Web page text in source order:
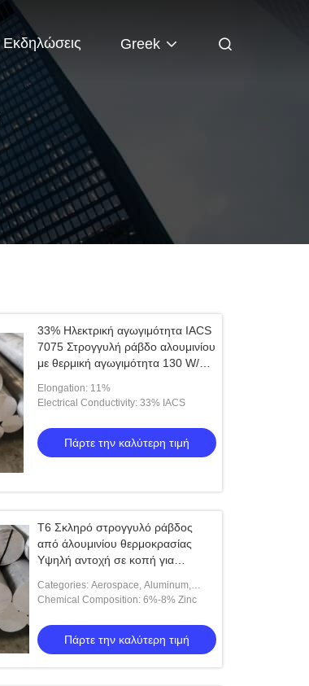
Εκδηλώσεις Greek
33% Ηλεκτρική αγωγιμότητα IACS
7075 Στρογγυλή ράβδο αλουμινίου
με θερμική αγωγιμότητα 130 W/mK
Elongation: 11%
Electrical Conductivity: 33% IACS
Πάρτε την καλύτερη τιμή
T6 Σκληρό στρογγυλό ράβδος
από άλουμινίου θερμοκρασίας
Υψηλή αντοχή σε κοπή για
Categories: Aerospace, Aluminum,
Defense, Round Bar.
Chemical Composition: 6%-8% Zinc
Πάρτε την καλύτερη τιμή